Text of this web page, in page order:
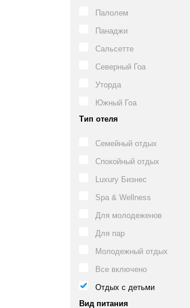
Палолем
Панаджи
Сальсетте
Северный Гоа
Уторда
Южный Гоа
Тип отеля
Семейный отдых
Спокойный отдых
Luxury Бизнес
Spa & Wellness
Для молодеженов
Для пар
Молодежный отдых
Все включено
Отдых с детьми
Вид питания